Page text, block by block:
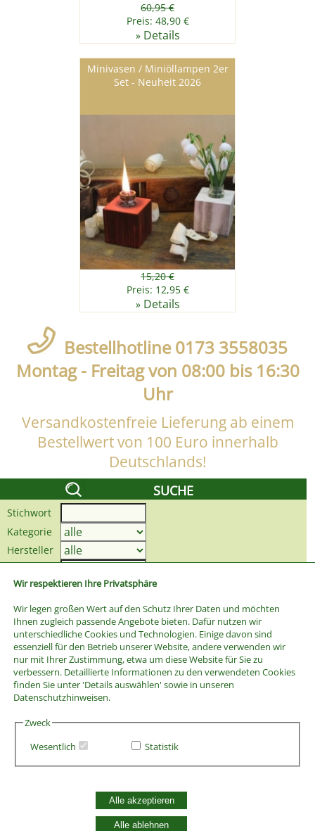
Wir respektieren Ihre Privatsphäre
Wir legen großen Wert auf den Schutz Ihrer Daten und möchten
Ihnen zugleich passende Angebote bieten. Dafür nutzen wir
unterschiedliche Cookies und Technologien. Einige davon sind
essenziell für den Betrieb unserer Website, andere verwenden wir
nur mit Ihrer Zustimmung, etwa um diese Website für Sie zu
verbessern. Detaillierte Informationen zu den verwendeten Cookies
finden Sie unter 'Details auswählen' sowie in unseren
Datenschutzhinweisen.
Zweck
Wesentlich
Statistik
Alle akzeptieren
Alle ablehnen
60,95 €
Preis: 48,90 €
» Details
Minivasen / Miniöllampen 2er
Set - Neuheit 2026
15,20 €
Preis: 12,95 €
» Details
Bestellhotline 0173 3558035
Montag - Freitag von 08:00 bis 16:30
Uhr
Versandkostenfreie Lieferung ab einem
Bestellwert von 100 Euro innerhalb
Deutschlands!
SUCHE
Stichwort
Kategorie
Hersteller
Widerrufsbelehrung
Vertrag widerrufen
Datenschutzerklärung